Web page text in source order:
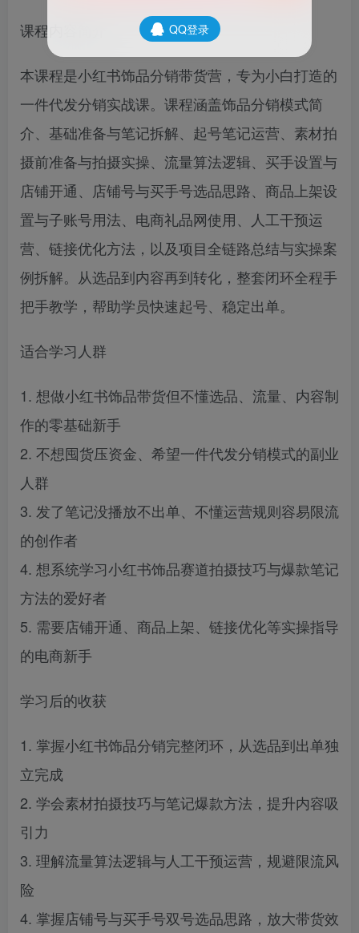
课程内容简介
本课程是小红书饰品分销带货营，专为小白打造的
一件代发分销实战课。课程涵盖饰品分销模式简
介、基础准备与笔记拆解、起号笔记运营、素材拍
摄前准备与拍摄实操、流量算法逻辑、买手设置与
店铺开通、店铺号与买手号选品思路、商品上架设
置与子账号用法、电商礼品网使用、人工干预运
营、链接优化方法，以及项目全链路总结与实操案
例拆解。从选品到内容再到转化，整套闭环全程手
把手教学，帮助学员快速起号、稳定出单。
适合学习人群
1. 想做小红书饰品带货但不懂选品、流量、内容制
作的零基础新手
2. 不想囤货压资金、希望一件代发分销模式的副业
人群
3. 发了笔记没播放不出单、不懂运营规则容易限流
的创作者
4. 想系统学习小红书饰品赛道拍摄技巧与爆款笔记
方法的爱好者
5. 需要店铺开通、商品上架、链接优化等实操指导
的电商新手
学习后的收获
1. 掌握小红书饰品分销完整闭环，从选品到出单独
立完成
2. 学会素材拍摄技巧与笔记爆款方法，提升内容吸
引力
3. 理解流量算法逻辑与人工干预运营，规避限流风
险
4. 掌握店铺号与买手号双号选品思路，放大带货效
QQ登录